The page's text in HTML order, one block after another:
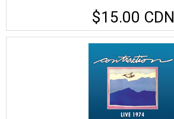
$15.00 CDN